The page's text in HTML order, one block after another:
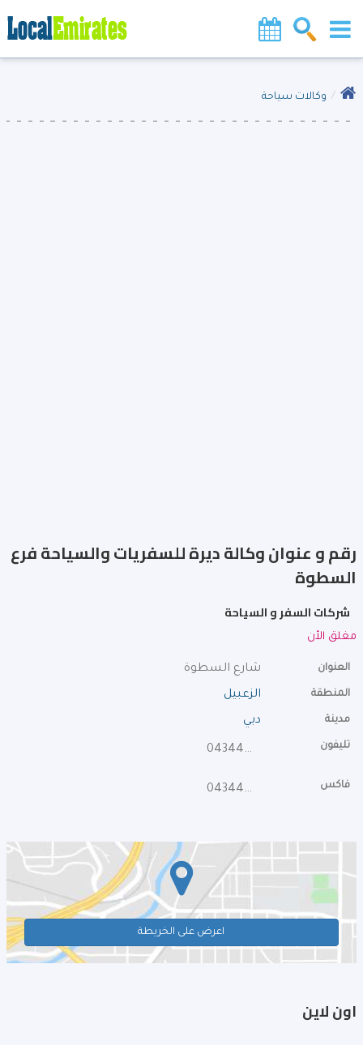
وكالات سياحة
رقم و عنوان وكالة ديرة للسفريات والسياحة فرع
السطوة
شركات السفر و السياحة
مغلق الأن
العنوان شارع السطوة
المنطقة الزعبيل
مدينة دبي
تليفون 043445456
فاكس 043447525
اعرض على الخريطة
اون لاين